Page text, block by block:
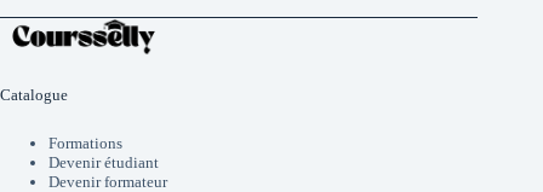
Catalogue
Formations
Devenir étudiant
Devenir formateur